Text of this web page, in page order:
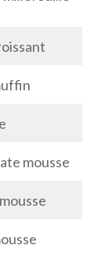
mousse